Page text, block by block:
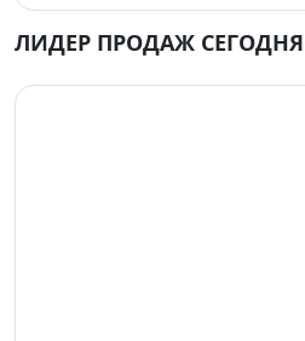
ЛИДЕР ПРОДАЖ СЕГОДНЯ